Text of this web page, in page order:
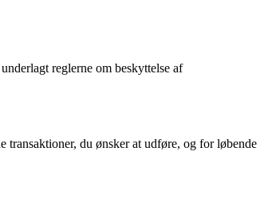
reglerne om beskyttelse af
transaktioner, du ønsker at udføre, og for løbende